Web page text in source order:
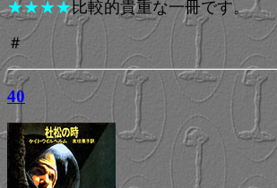
★★★★比較的貴重な一冊です。
＃
40